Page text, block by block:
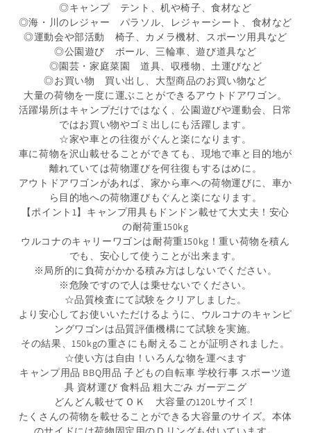
◎キャンプ テント、机や椅子、食材など
◎海・川のレジャー パラソル、レジャーシート、食材など
◎運動会や部活動 椅子、カメラ機材、スポーツ用具など
◎公園遊び ボール、三輪車、遊び道具など
◎園芸・家庭菜園 道具、収穫物、土運びなど
◎お買い物 買い出し、大型商品のお買い物など
大量の荷物を一度に運ぶことができるアウトドアワゴン。
活躍場所はキャンプだけではなく、公園遊びや運動会、日常
ではお買い物やゴミ出しにも活躍します。
☆家や車との往復がぐんと楽になります。
車に荷物を沢山載せることができても、現地で車と目的地が
離れていては荷物運びを何往復もするはめに。
アウトドアワゴンがあれば、家から車への荷物運びに、車か
ら目的地への荷物運びもぐんと楽になります。
【ポイント1】キャンプ用具もドンドン載せて大丈夫！安心
の耐荷重150kg
ウルコナのキャリーワゴンは耐荷重150kg！重い荷物を積ん
でも、安心して使うことが出来ます。
※局所的に負荷がかかる積み方はしないでください。
※危険ですので人は乗せないでください。
☆品質検査にて試験をクリアしました。
より安心してお使いいただけるように、ウルコナのキャンピ
ングワゴンは品質評価機構にて試験を実施。
その結果、150kgの重さにも耐えることが証明されました。
☆使い方は自由！いろんな物を運べます
キャンプ用品 BBQ用品 子どもの自転車 学校行事 スポーツ道
具 資材運び 食料品 粗大ごみ ガーデニグ
どんどん載せてＯＫ 大容量の120Lサイズ！
たくさんの荷物を載せることができる大容量のサイズ。本体